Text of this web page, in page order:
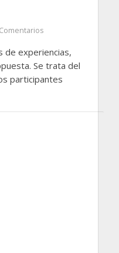
de experiencias,
Se trata del
participantes